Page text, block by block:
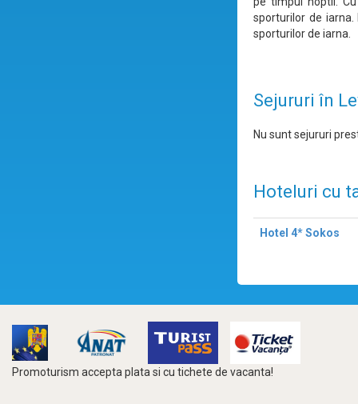
sporturilor de
sporturilor de iarna.
Sejururi în
Nu sunt sejururi
Hoteluri cu
Hotel 4* Sokos
Promoturism accepta plata si cu tichete de vacanta!